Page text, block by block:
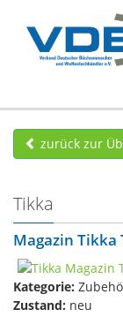
zurück zur
Tikka
Magazin Tikka
Kategorie:
Zustand: neu